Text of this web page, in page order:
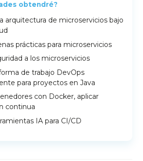
obtendré?
arquitectura de microservicios bajo
prácticas para microservicios
a los microservicios
de trabajo DevOps
para proyectos en Java
con Docker, aplicar
continua
IA para CI/CD